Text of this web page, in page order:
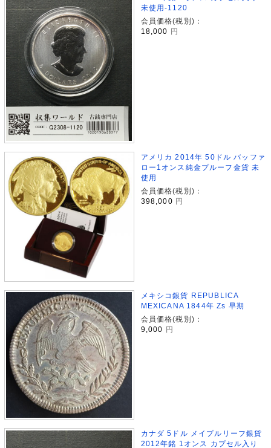
未使用-1120
会員価格(税別)：
18,000 円
アメリカ 2014年 50ドル バッファ
ロー1オンス純金プルーフ金貨 未
使用
会員価格(税別)：
398,000 円
メキシコ銀貨 REPUBLICA
MEXICANA 1844年 Zs 早期
会員価格(税別)：
9,000 円
カナダ 5ドル メイプルリーフ銀貨
2012年銘 1オンス カプセル入り